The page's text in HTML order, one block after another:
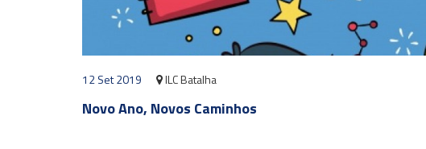
12 Set 2019 ILC Batalha
Novo Ano, Novos Caminhos